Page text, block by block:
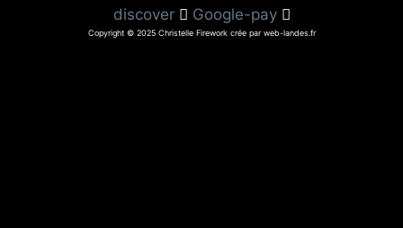
discover
Google-pay
Copyright © 2025 Christelle Firework crée par web-landes.fr